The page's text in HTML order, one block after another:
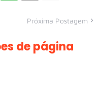
Próxima Postagem
de página